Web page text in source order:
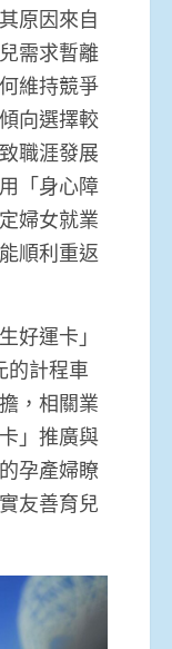
原因來自
需求暫離
維持競爭
向選擇較
職涯發展
「身心障
婦女就業
順利重返
好運卡」
的計程車
，相關業
」推廣與
孕產婦瞭
友善育兒